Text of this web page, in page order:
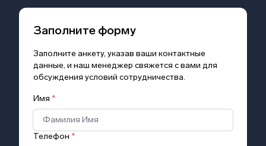
Заполните форму
Заполните анкету, указав ваши контактные
данные, и наш менеджер свяжется с вами для
обсуждения условий сотрудничества.
Имя *
Телефон *